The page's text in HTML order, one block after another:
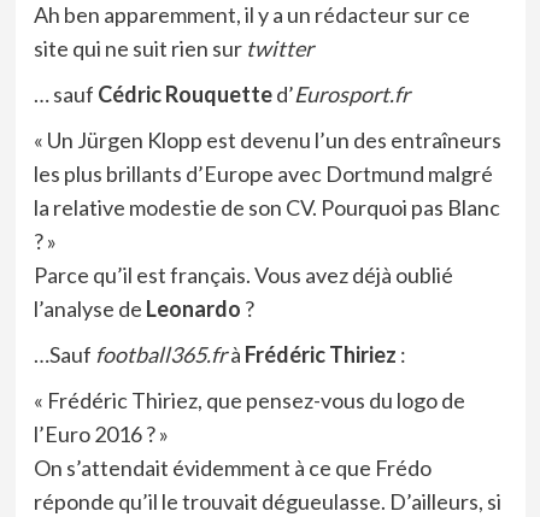
Ah ben apparemment, il y a un rédacteur sur ce
site qui ne suit rien sur twitter
… sauf Cédric Rouquetted’Eurosport.fr
« Un Jürgen Klopp est devenu l’un des entraîneurs
les plus brillants d’Europe avec Dortmund malgré
la relative modestie de son CV. Pourquoi pas Blanc
? »
Parce qu’il est français. Vous avez déjà oublié
l’analyse de Leonardo ?
…Sauf football365.frà Frédéric Thiriez :
« Frédéric Thiriez, que pensez-vous du logo de
l’Euro 2016 ? »
On s’attendait évidemment à ce que Frédo
réponde qu’il le trouvait dégueulasse. D’ailleurs, si